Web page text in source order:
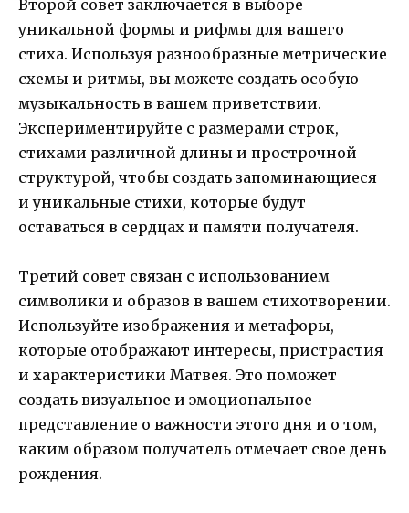
Второй совет заключается в выборе
уникальной формы и рифмы для вашего
стиха. Используя разнообразные метрические
схемы и ритмы, вы можете создать особую
музыкальность в вашем приветствии.
Экспериментируйте с размерами строк,
стихами различной длины и прострочной
структурой, чтобы создать запоминающиеся
и уникальные стихи, которые будут
оставаться в сердцах и памяти получателя.
Третий совет связан с использованием
символики и образов в вашем стихотворении.
Используйте изображения и метафоры,
которые отображают интересы, пристрастия
и характеристики Матвея. Это поможет
создать визуальное и эмоциональное
представление о важности этого дня и о том,
каким образом получатель отмечает свое день
рождения.